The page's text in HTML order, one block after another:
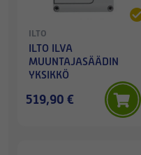
ILTO
ILTO ILVA
MUUNTAJASÄÄDIN
YKSIKKÖ
519,90 €